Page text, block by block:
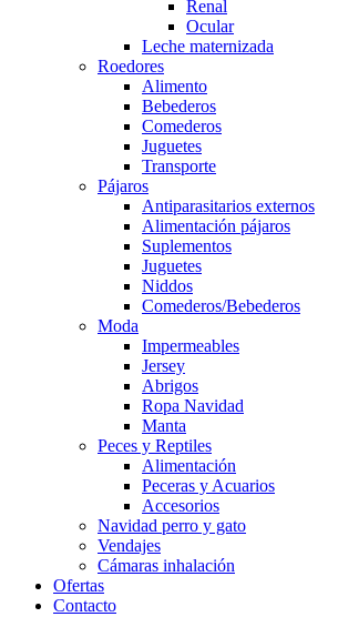
Renal
Ocular
Leche maternizada
Roedores
Alimento
Bebederos
Comederos
Juguetes
Transporte
Pájaros
Antiparasitarios externos
Alimentación pájaros
Suplementos
Juguetes
Niddos
Comederos/Bebederos
Moda
Impermeables
Jersey
Abrigos
Ropa Navidad
Manta
Peces y Reptiles
Alimentación
Peceras y Acuarios
Accesorios
Navidad perro y gato
Vendajes
Cámaras inhalación
Ofertas
Contacto